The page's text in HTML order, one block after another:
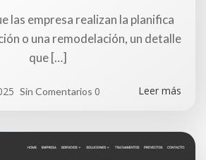
las empresa realizan la planifica
o una remodelación, un detalle
que […]
Sin Comentarios 0 Leer más